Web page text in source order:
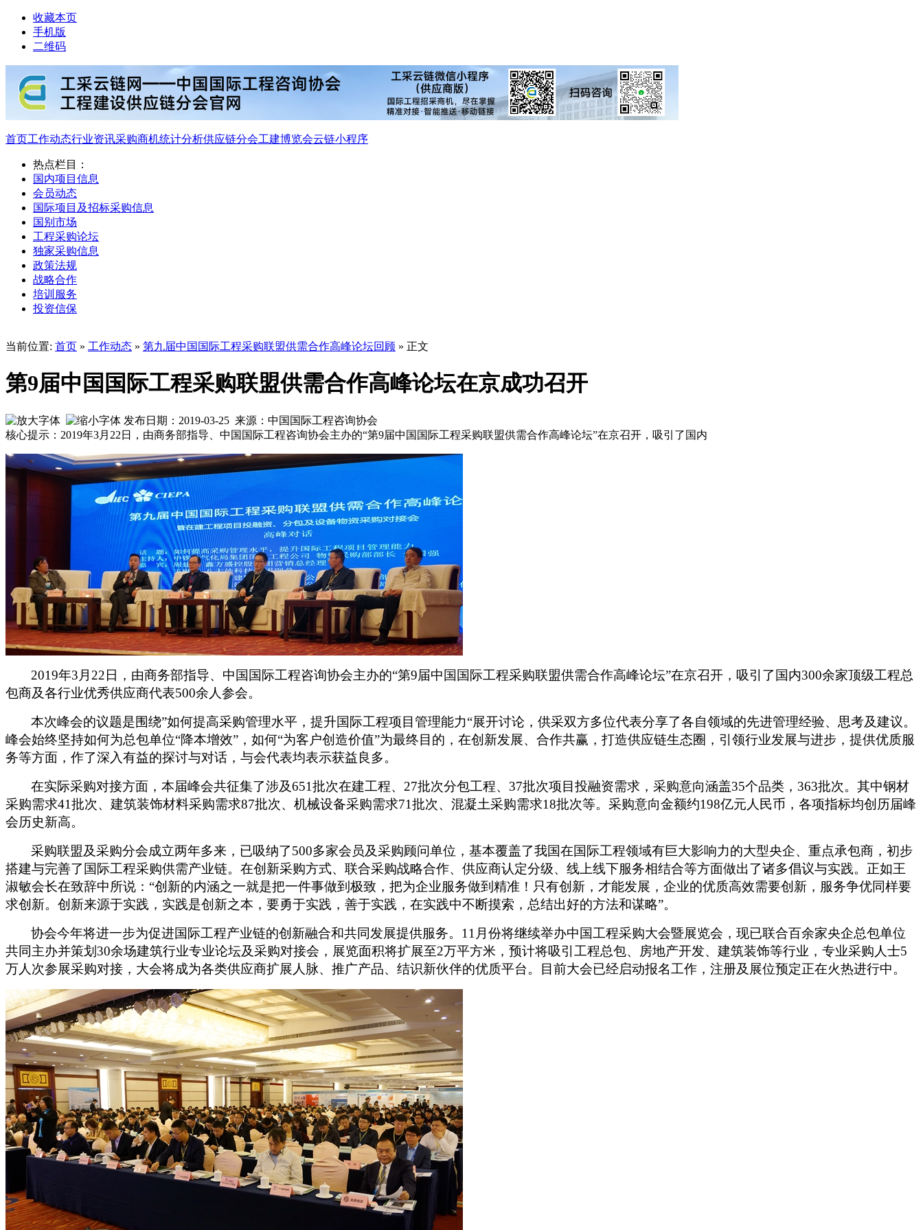
收藏本页
手机版
二维码
首页工作动态行业资讯采购商机统计分析供应链分会工建博览会云链小程序
热点栏目：
国内项目信息
会员动态
国际项目及招标采购信息
国别市场
工程采购论坛
独家采购信息
政策法规
战略合作
培训服务
投资信保
当前位置: 首页 » 工作动态 » 第九届中国国际工程采购联盟供需合作高峰论坛回顾 » 正文
第9届中国国际工程采购联盟供需合作高峰论坛在京成功召开
发布日期：2019-03-25 来源：中国国际工程咨询协会
核心提示：2019年3月22日，由商务部指导、中国国际工程咨询协会主办的“第9届中国国际工程采购联盟供需合作高峰论坛”在京召开，吸引了国内
2019年3月22日，由商务部指导、中国国际工程咨询协会主办的“第9届中国国际工程采购联盟供需合作高峰论坛”在京召开 ， 吸引了国内300余家顶级工程总
包商及各行业优秀供应商代表500余人参会。
本次峰会的议题是围绕”如何提高采购管理水平，提升国际工程项目管理能力“展开讨论，供采双方多位代表分享了各自领域的先进管理经验、 思考及建议。
峰会始终坚持如何为总包单位“降本增效”，如何“为客户创造价值”为最终目的，在创新发展、合作共赢，打造供应链生态圈，引领行业发展与进步，提供优质服
务等方面， 作了深入有益的探讨与对话，与会代表均表示获益良多。
在实际采购对接方面，本届峰会共征集了涉及651批次在建工程、 27批次分包工程、 37批次项目 投融资需求，采购意向涵盖35个品类 ， 363批次。其中钢材
采购需求41批次、建筑装饰材料采购需求87批次、机械设备采购需求71批次、混凝土采购需求18批次等。 采购意向金额约198亿元人民币，各项指标均创 历届峰
会历史新高。
采购联盟及采购分会成立两年多来，已吸纳了500多家会员及采购顾问单位，基本覆盖了我国在国际工程领域有巨大影响力的大型央企、重点承包商，初步
搭建与完善了国际工程采购供需产业链。在创新采购方式、联合采购战略合作、 供应商认定分级、线上线下服务相结合等方面做出了诸多倡议与实践。正如王
淑敏会长在致辞中所说： “创新的内涵之一就是把一件事做到极致，把为企业服务做到精准！只有创新，才能发展，企业的优质高效需要创新，服务争优同样要
求创新。创新来源于实践，实践是创新之本，要勇于实践，善于实践，在实践中不断摸索，总结出好的方法和谋略”。
协会今年将进一步为促进国际工程产业链的创新融合和共同发展提供服务。 11月份将继续举办中国工程采购大会暨展览会，现已联合百余家央企总包单位
共同主办并策划 30余场建筑行业专业论坛及采购对接会，展览面积将扩展至2万平方米，预计将吸引工程总包、房地产开发、建筑装饰等行业，专业采购人士5
万人次参展采购对接， 大会将成为各类供应商扩展人脉、推广产品、结识新伙伴的优质平台。目前大会已经启动报名工作，注册及展位预定正在火热进行中。